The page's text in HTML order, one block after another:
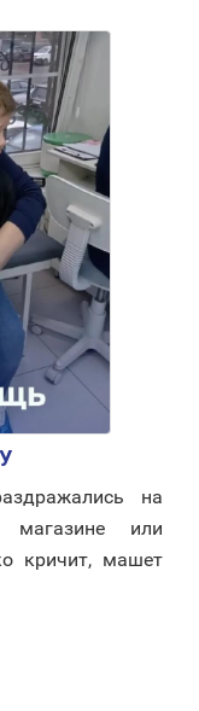
на
или
кричит, машет